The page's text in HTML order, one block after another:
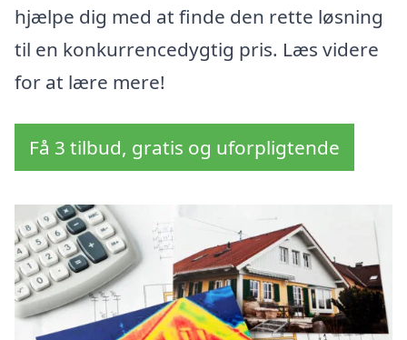
hjælpe dig med at finde den rette løsning
til en konkurrencedygtig pris. Læs videre
for at lære mere!
Få 3 tilbud, gratis og uforpligtende